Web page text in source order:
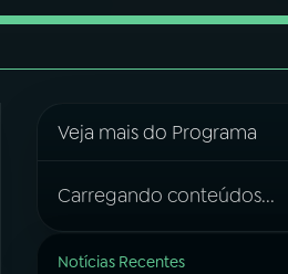
Veja mais do Programa
Carregando conteúdos...
Notícias Recentes